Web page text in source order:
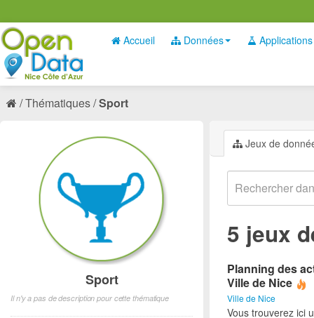
Accueil Données Applications
Thématiques Sport
Jeux de
5 jeux
Planning des
Ville de Nice
Ville de Nice
Vous trouverez ici
Sport
Il n'y a pas de description pour cette thématique